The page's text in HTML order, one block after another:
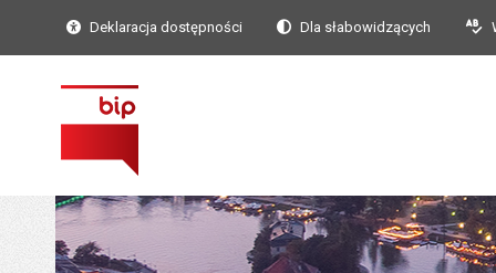
Deklaracja dostępności Dla słabowidzących